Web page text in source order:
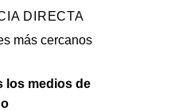
DIRECTA
más cercanos
los medios de